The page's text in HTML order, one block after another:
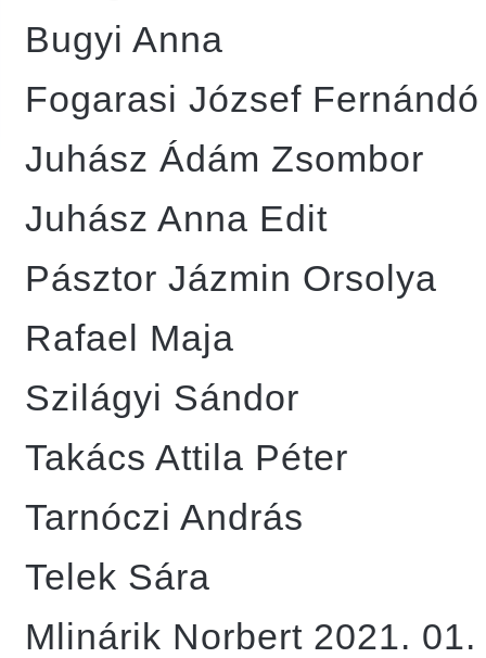
Bugyi Anna
Fogarasi József Fernándó
Juhász Ádám Zsombor
Juhász Anna Edit
Pásztor Jázmin Orsolya
Rafael Maja
Szilágyi Sándor
Takács Attila Péter
Tarnóczi András
Telek Sára
Mlinárik Norbert 2021. 01.